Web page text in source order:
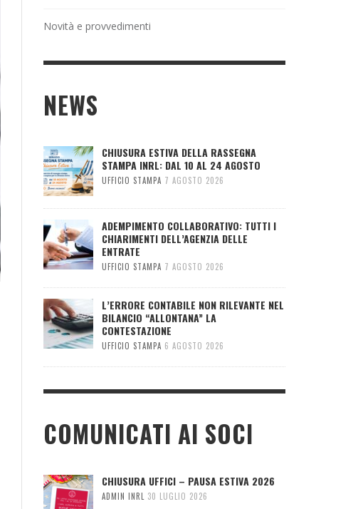
Novità e provvedimenti
NEWS
CHIUSURA ESTIVA DELLA RASSEGNA
STAMPA INRL: DAL 10 AL 24 AGOSTO
UFFICIO STAMPA 7 AGOSTO 2026
ADEMPIMENTO COLLABORATIVO: TUTTI I
CHIARIMENTI DELL’AGENZIA DELLE
ENTRATE
UFFICIO STAMPA 7 AGOSTO 2026
L’ERRORE CONTABILE NON RILEVANTE NEL
BILANCIO “ALLONTANA” LA
CONTESTAZIONE
UFFICIO STAMPA 6 AGOSTO 2026
COMUNICATI AI SOCI
CHIUSURA UFFICI – PAUSA ESTIVA 2026
ADMIN INRL 30 LUGLIO 2026